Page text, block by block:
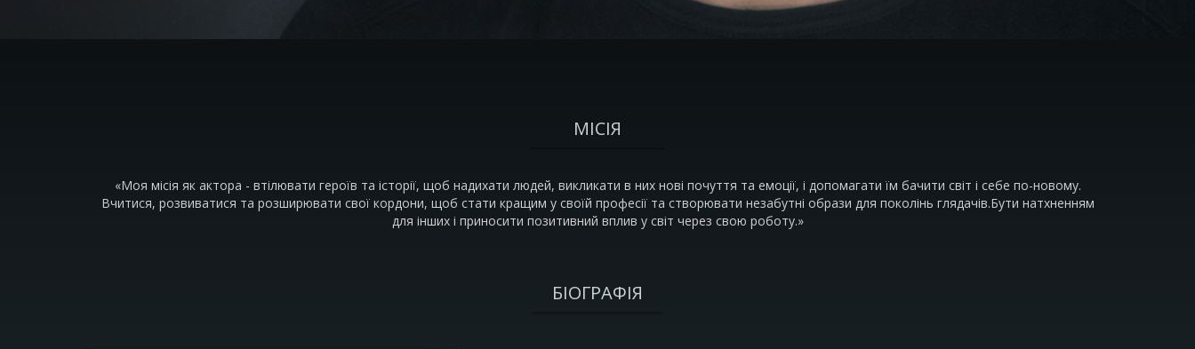
МІСІЯ
«Моя місія як актора - втілювати героїв та історії, щоб надихати людей, викликати в них нові почуття та емоції, і допомагати їм бачити світ і себе по-новому.
Вчитися, розвиватися та розширювати свої кордони, щоб стати кращим у своїй професії та створювати незабутні образи для поколінь глядачів.Бути натхненням
для інших і приносити позитивний вплив у світ через свою роботу.»
БІОГРАФІЯ